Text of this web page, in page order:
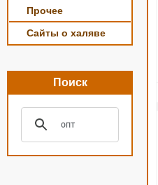
Прочее
Сайты о халяве
Поиск